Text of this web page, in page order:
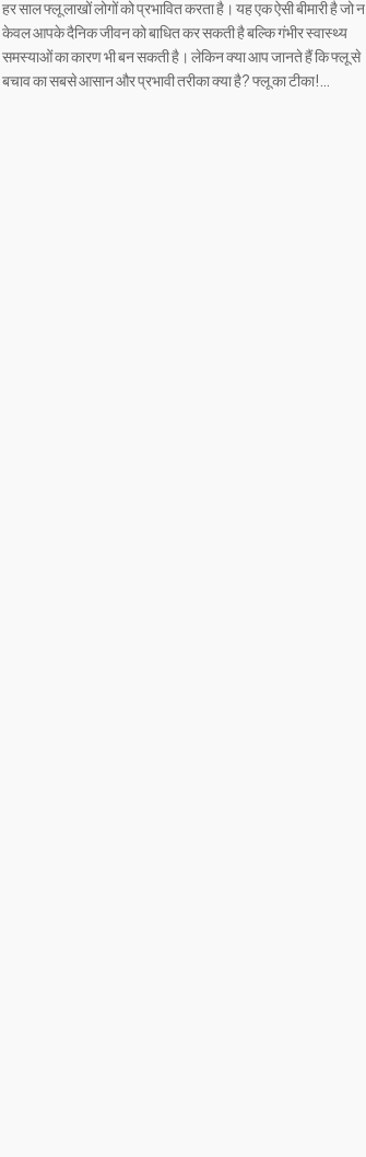
हर साल फ्लू लाखों लोगों को प्रभावित करता है। यह एक ऐसी बीमारी है जो न
केवल आपके दैनिक जीवन को बाधित कर सकती है बल्कि गंभीर स्वास्थ्य
समस्याओं का कारण भी बन सकती है। लेकिन क्या आप जानते हैं कि फ्लू से
बचाव का सबसे आसान और प्रभावी तरीका क्या है? फ्लू का टीका!…